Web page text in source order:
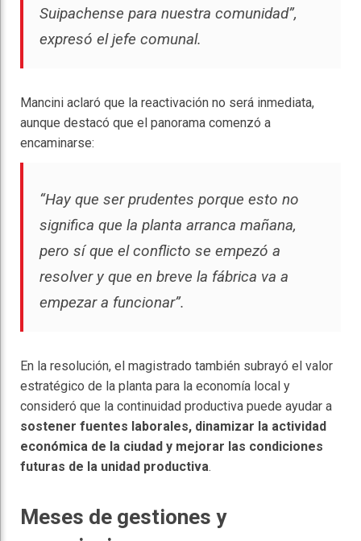
Suipachense para nuestra comunidad”,
expresó el jefe comunal.
Mancini aclaró que la reactivación no será inmediata,
aunque destacó que el panorama comenzó a
encaminarse:
“Hay que ser prudentes porque esto no
significa que la planta arranca mañana,
pero sí que el conflicto se empezó a
resolver y que en breve la fábrica va a
empezar a funcionar”.
En la resolución, el magistrado también subrayó el valor
estratégico de la planta para la economía local y
consideró que la continuidad productiva puede ayudar a
sostener fuentes laborales, dinamizar la actividad
económica de la ciudad y mejorar las condiciones
futuras de la unidad productiva.
Meses de gestiones y